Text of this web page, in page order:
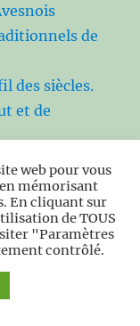
de
des siècles.
et de
l’Avesnois
XIXᵉ siècle
dans
web pour vous
mémorisant
En cliquant sur
de TOUS
"Paramètres
contrôlé.